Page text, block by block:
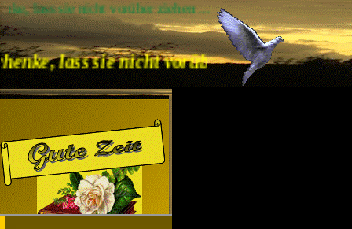
?
nicht vorüber ziehen ...
sie nicht vorüber ziehen ...